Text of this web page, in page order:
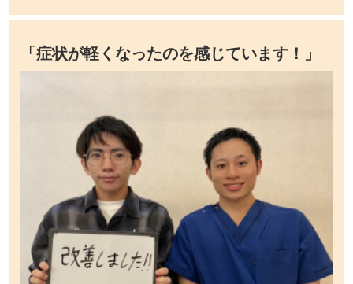
「症状が軽くなったのを感じています！ 」